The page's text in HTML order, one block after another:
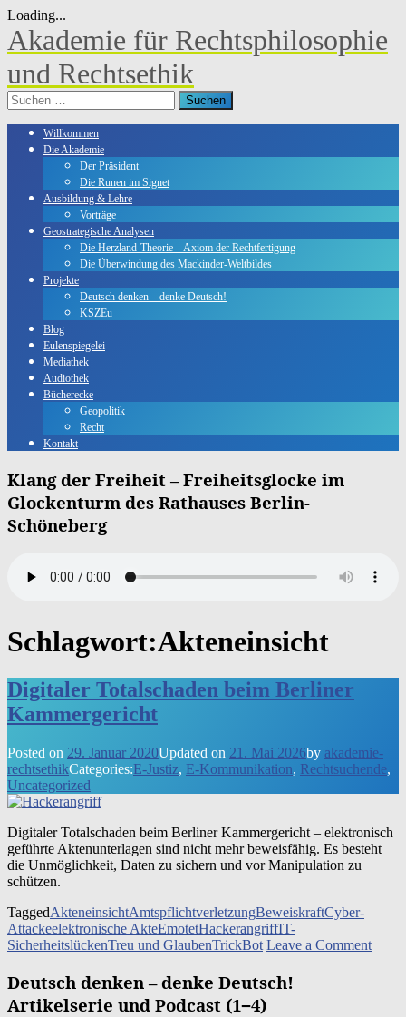
Loading...
Skip
to
content
Akademie für Rechtsphilosophie
und Rechtsethik
Suchen
nach:
Willkommen
Die Akademie
Der Präsident
Die Runen im Signet
Ausbildung & Lehre
Vorträge
Geostrategische Analysen
Die Herzland-Theorie – Axiom der Rechtfertigung
Die Überwindung des Mackinder-Weltbildes
Projekte
Deutsch denken – denke Deutsch!
KSZEu
Blog
Eulenspiegelei
Mediathek
Audiothek
Bücherecke
Geopolitik
Recht
Kontakt
Klang der Freiheit – Freiheitsglocke im
Glockenturm des Rathauses Berlin-
Schöneberg
Schlagwort:Akteneinsicht
Digitaler Totalschaden beim Berliner
Kammergericht
Posted on 29. Januar 2020Updated on 21. Mai 2026by akademie-
rechtsethikCategories:E-Justiz, E-Kommunikation, Rechtsuchende,
Uncategorized
Digi­ta­ler Total­scha­den beim Ber­li­ner Kam­mer­ge­richt – elek­tro­nisch
geführ­te Akten­un­ter­la­gen sind nicht mehr beweis­fä­hig. Es besteht
die Unmög­lich­keit, Daten zu sichern und vor Mani­pu­la­ti­on zu
schützen.
TaggedAkteneinsichtAmtspflichtverletzungBeweiskraftCyber-
Attackeelektronische AkteEmotetHackerangriffIT-
SicherheitslückenTreu und GlaubenTrickBot Leave a Commenton
Deutsch denken – denke Deutsch!
Artikelserie und Podcast (1−4)